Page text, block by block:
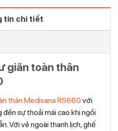
tin chi tiết
giãn toàn thân
thân Medisana RS660 với
sự thoải mái cao khi ngồi
Với vẻ ngoài thanh lịch, ghế